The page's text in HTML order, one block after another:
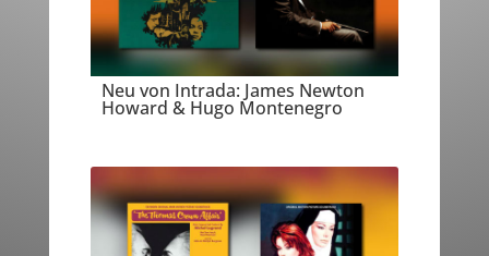
Neu von Intrada: James Newton
Howard & Hugo Montenegro